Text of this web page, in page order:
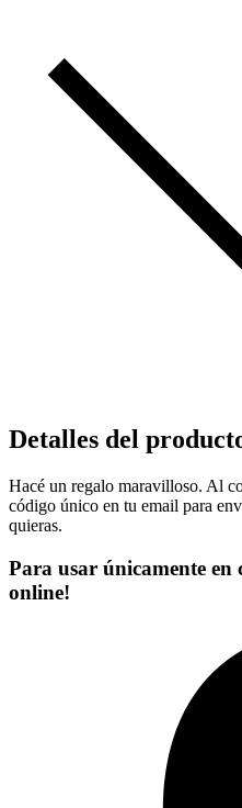
Detalles del
Hacé un regalo maravilloso. Al
código único en tu email para
quieras.
Para usar únicamente en
online!